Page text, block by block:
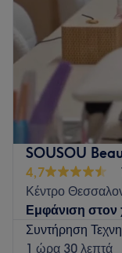
Σάββατο
Κυριακή
Καλώς ήρθατε
ομορφιά συναντά
περιποίηση
προσωπικό μας
ολοκληρωμένες
θα ανανεώσουν
Ανυπομονούμε να
εξυπηρετήσουμε!
SOUSOU
4,7
Κέντρο
Εμφάνιση στον
Συντήρηση
1 ώρα 30 λεπτά